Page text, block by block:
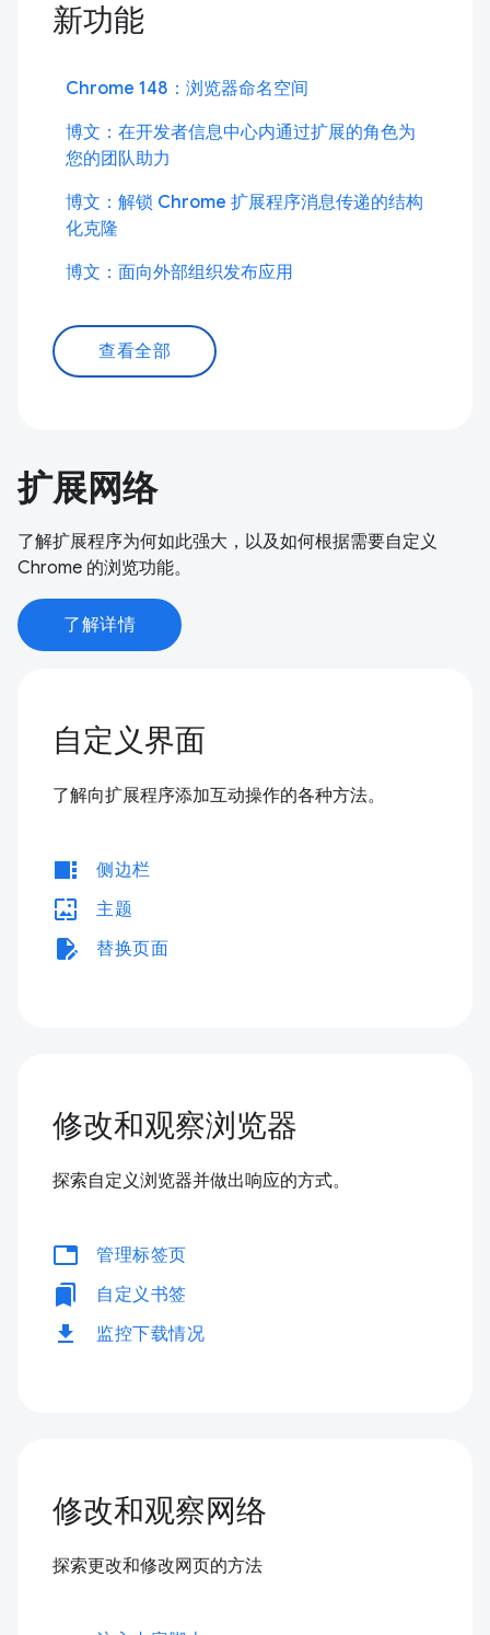
新功能
Chrome 148：浏览器命名空间
博文：在开发者信息中心内通过扩展的角色为
您的团队助力
博文：解锁 Chrome 扩展程序消息传递的结构
化克隆
博文：面向外部组织发布应用
查看全部
扩展网络
了解扩展程序为何如此强大，以及如何根据需要自定义
Chrome 的浏览功能。
了解详情
自定义界面
了解向扩展程序添加互动操作的各种方法。
view_sidebar 侧边栏
wallpaper 主题
edit_document 替换页面
修改和观察浏览器
探索自定义浏览器并做出响应的方式。
tabs管理标签页
bookmarks 自定义书签
download 监控下载情况
修改和观察网络
探索更改和修改网页的方法